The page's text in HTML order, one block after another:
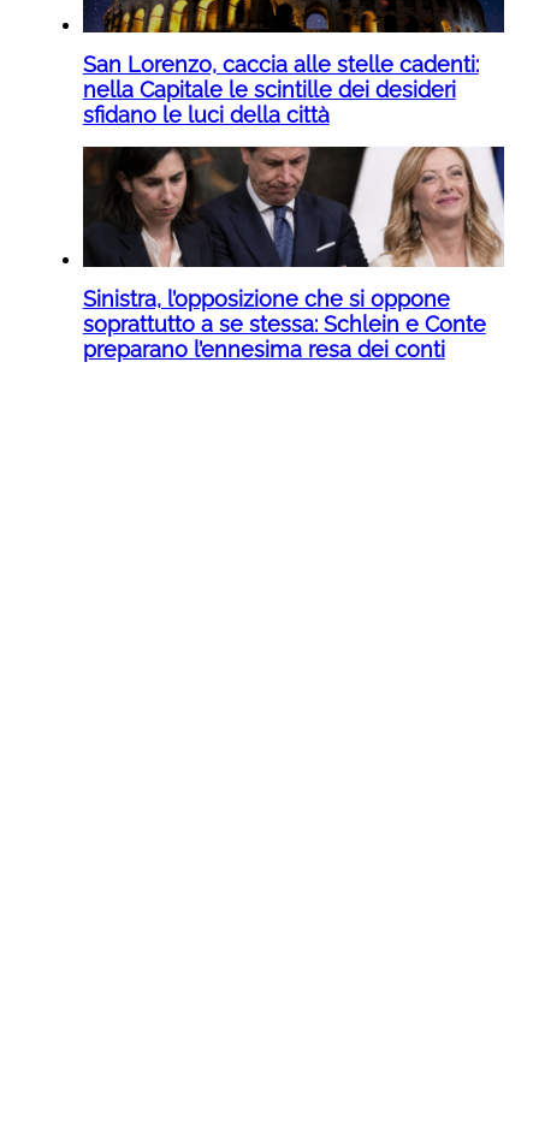
San Lorenzo, caccia alle stelle cadenti:
nella Capitale le scintille dei desideri
sfidano le luci della città
Sinistra, l’opposizione che si oppone
soprattutto a se stessa: Schlein e Conte
preparano l’ennesima resa dei conti